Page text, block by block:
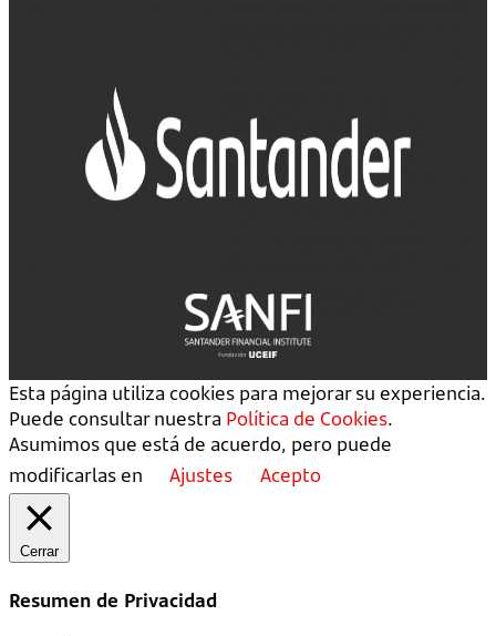
Esta página utiliza cookies para mejorar su experiencia.
Puede consultar nuestra Política de Cookies.
Asumimos que está de acuerdo, pero puede
modificarlas en
Ajustes Acepto
Cerrar
Resumen de Privacidad